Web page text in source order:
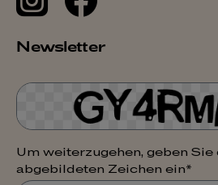
Newsletter
Um weiterzugehen, geben Sie
abgebildeten Zeichen ein*